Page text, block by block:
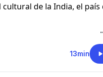
de la India, el país
llena de colores, que
13min